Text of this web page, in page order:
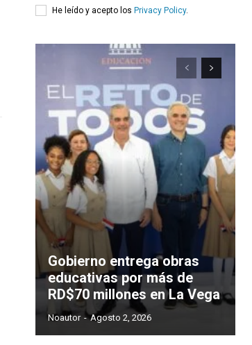
He leído y acepto los Privacy Policy.
Gobierno entrega obras
educativas por más de
RD$70 millones en La Vega
Noautor - Agosto 2, 2026